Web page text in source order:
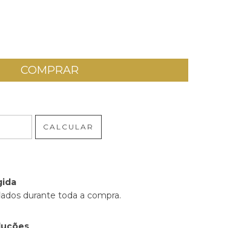
CALCULAR
durante toda a compra.